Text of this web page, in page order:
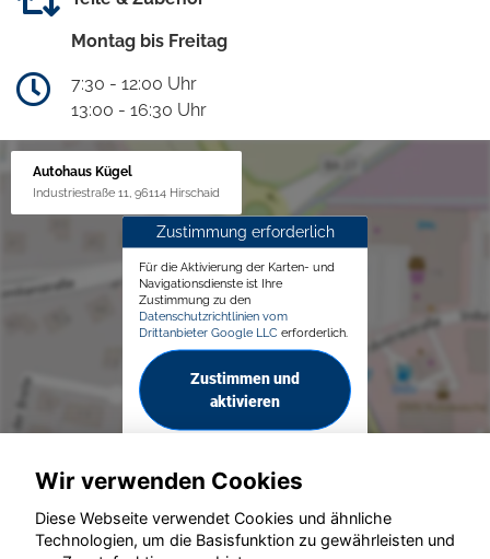
Montag bis Freitag
7:30 - 12:00 Uhr
13:00 - 16:30 Uhr
Autohaus Kügel
Industriestraße 11, 96114 Hirschaid
Zustimmung erforderlich
Für die Aktivierung der Karten- und
Navigationsdienste ist Ihre
Zustimmung zu den
Datenschutzrichtlinien vom
Drittanbieter Google LLC erforderlich.
Zustimmen und
aktivieren
Wir verwenden Cookies
Diese Webseite verwendet Cookies und ähnliche
Technologien, um die Basisfunktion zu gewährleisten und